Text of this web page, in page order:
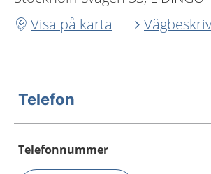
Visa på karta
Telefon
Telefonnummer